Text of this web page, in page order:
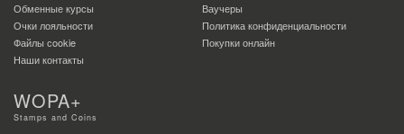
Обменные курсы
Ваучеры
Очки лояльности
Политика конфиденциальности
Файлы сookie
Покупки онлайн
Наши контакты
WOPA+
Stamps and Coins